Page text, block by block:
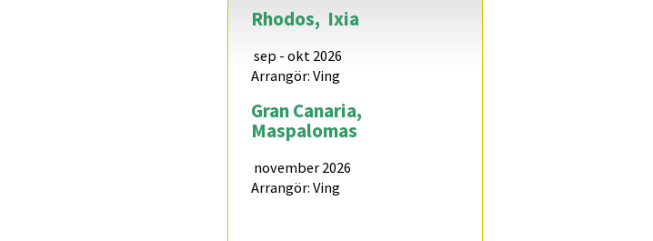
Rhodos, Ixia
sep - okt 2026
Arrangör: Ving
Gran Canaria,
Maspalomas
november 2026
Arrangör: Ving